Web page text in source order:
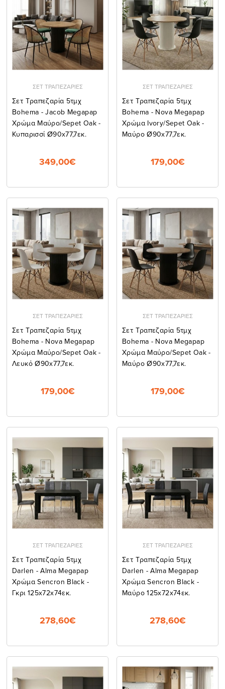
ΣΕΤ ΤΡΑΠΕΖΑΡΙΕΣ
Σετ Τραπεζαρία 5τμχ
Bohema - Jacob Megapap
Χρώμα Μαύρο/sepet Oak -
Κυπαρισσί Ø90x77,7εκ.
349,00€
ΣΕΤ ΤΡΑΠΕΖΑΡΙΕΣ
Σετ Τραπεζαρία 5τμχ
Bohema - Nova Megapap
Χρώμα Ivory/sepet Oak -
Μαύρο Ø90x77,7εκ.
179,00€
ΣΕΤ ΤΡΑΠΕΖΑΡΙΕΣ
Σετ Τραπεζαρία 5τμχ
Bohema - Nova Megapap
Χρώμα Μαύρο/sepet Oak -
Λευκό Ø90x77,7εκ.
179,00€
ΣΕΤ ΤΡΑΠΕΖΑΡΙΕΣ
Σετ Τραπεζαρία 5τμχ
Bohema - Nova Megapap
Χρώμα Μαύρο/sepet Oak -
Μαύρο Ø90x77,7εκ.
179,00€
ΣΕΤ ΤΡΑΠΕΖΑΡΙΕΣ
Σετ Τραπεζαρία 5τμχ
Darlen - Alma Megapap
Χρώμα Sencron Black -
Γκρι 125x72x74εκ.
278,60€
ΣΕΤ ΤΡΑΠΕΖΑΡΙΕΣ
Σετ Τραπεζαρία 5τμχ
Darlen - Alma Megapap
Χρώμα Sencron Black -
Μαύρο 125x72x74εκ.
278,60€